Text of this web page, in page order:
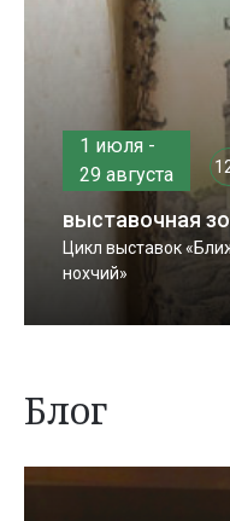
1 июля -
29 августа
выставочная
Цикл выставок
нохчий»
Блог